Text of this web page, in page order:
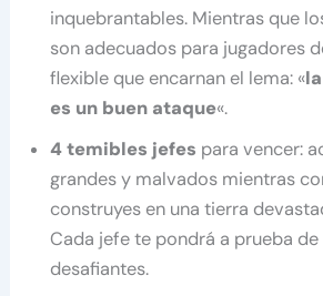
inquebrantables. Mientras que
son adecuados para jugadores
flexible que encarnan el lema: «
es un buen ataque«.
4 temibles jefes para vencer:
grandes y malvados mientras
construyes en una tierra
Cada jefe te pondrá a prueba
desafiantes.